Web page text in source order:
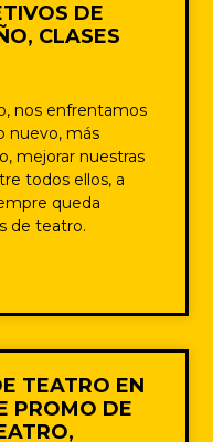
DE
CLASES
nos enfrentamos
nuevo, más
mejorar nuestras
todos ellos, a
queda
de teatro.
TEATRO EN
PROMO DE